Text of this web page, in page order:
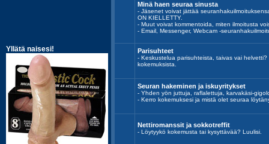
Minä haen seuraa sinusta
- Jäsenet voivat jättää
ON KIELLETTY.
- Muut voivat kommentoida, miten ilmoitusta
- Email, Messenger, Webcam -
Parisuhteet
- Keskustelua parisuhteista, taivas vai
kokemuksista.
Seuran hakeminen ja iskuyritykset
- Yhden yön juttuja, raflalettuja, karvakäsi-
- Kerro kokemuksesi ja mistä olet seuraa
Nettiromanssit ja sokkotreffit
- Löytyykö kokemusta tai kysyttävää? Luulisi.